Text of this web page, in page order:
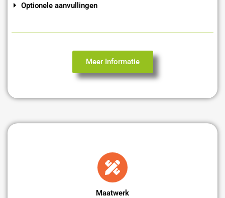
Optionele aanvullingen
Meer Informatie
Maatwerk